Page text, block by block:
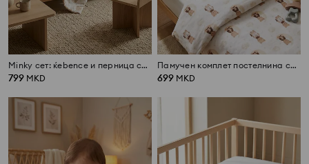
Minky сет: ќebence и перница со лесно полнење
799 MKD
Памучен комплет постелнина со чаршаф и мотив мечиња
699 MKD